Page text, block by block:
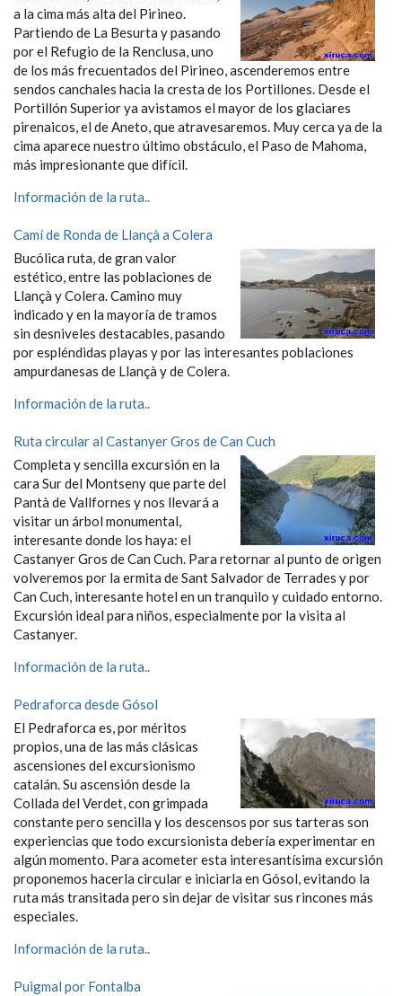
a la cima más alta del Pirineo.
Partiendo de La Besurta y pasando
por el Refugio de la Renclusa, uno
de los más frecuentados del Pirineo, ascenderemos entre
sendos canchales hacia la cresta de los Portillones. Desde el
Portillón Superior ya avistamos el mayor de los glaciares
pirenaicos, el de Aneto, que atravesaremos. Muy cerca ya de la
cima aparece nuestro último obstáculo, el Paso de Mahoma,
más impresionante que difícil.
Información de la ruta..
Camí de Ronda de Llançà a Colera
Bucólica ruta, de gran valor
estético, entre las poblaciones de
Llançà y Colera. Camino muy
indicado y en la mayoría de tramos
sin desniveles destacables, pasando
por espléndidas playas y por las interesantes poblaciones
ampurdanesas de Llançà y de Colera.
Información de la ruta..
Ruta circular al Castanyer Gros de Can Cuch
Completa y sencilla excursión en la
cara Sur del Montseny que parte del
Pantà de Vallfornes y nos llevará a
visitar un árbol monumental,
interesante donde los haya: el
Castanyer Gros de Can Cuch. Para retornar al punto de origen
volveremos por la ermita de Sant Salvador de Terrades y por
Can Cuch, interesante hotel en un tranquilo y cuidado entorno.
Excursión ideal para niños, especialmente por la visita al
Castanyer.
Información de la ruta..
Pedraforca desde Gósol
El Pedraforca es, por méritos
propios, una de las más clásicas
ascensiones del excursionismo
catalán. Su ascensión desde la
Collada del Verdet, con grimpada
constante pero sencilla y los descensos por sus tarteras son
experiencias que todo excursionista debería experimentar en
algún momento. Para acometer esta interesantísima excursión
proponemos hacerla circular e iniciarla en Gósol, evitando la
ruta más transitada pero sin dejar de visitar sus rincones más
especiales.
Información de la ruta..
Puigmal por Fontalba